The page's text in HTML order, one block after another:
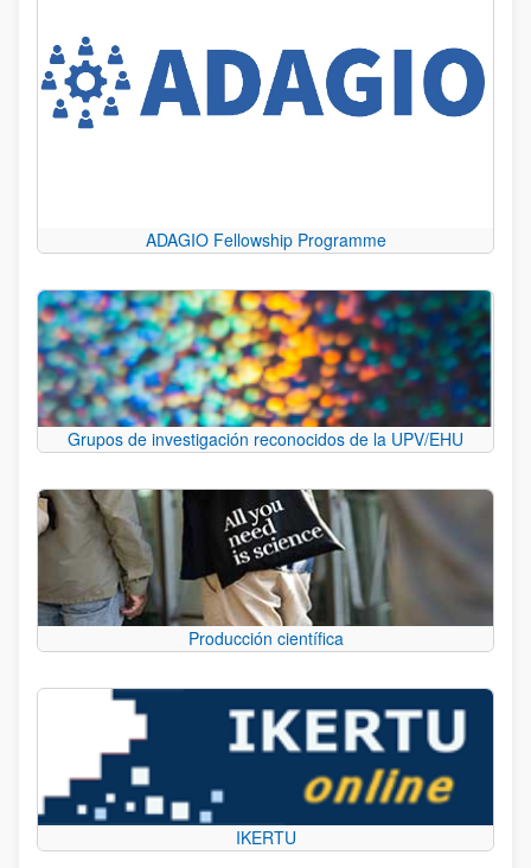
ADAGIO Fellowship Programme
Grupos de investigación reconocidos de la UPV/EHU
Producción científica
IKERTU